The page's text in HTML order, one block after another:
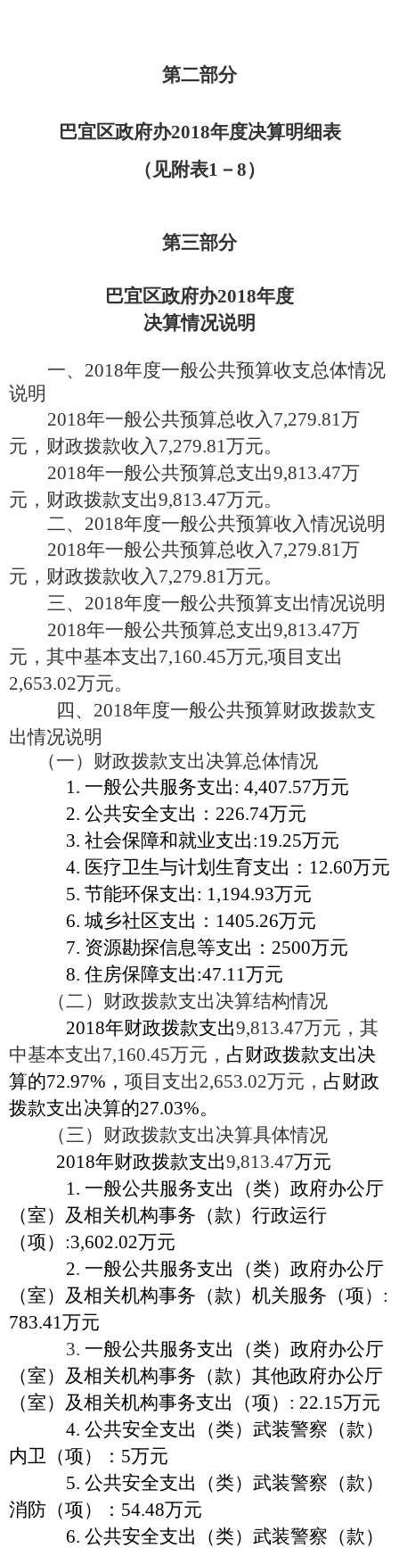
第二部分
巴宜区政府办2018年度决算明细表
（见附表1－8）
第三部分
巴宜区政府办2018年度
决算情况说明
一、 2018年度一般公共预算收支总体情况
说明
2018年一般公共预算总收入7,279.81万
元，财政拨款收入7,279.81万元。
2018年一般公共预算总支出9,813.47万
元，财政拨款支出9,813.47万元。
二、 2018年度一般公共预算收入情况说明
2018年一般公共预算总收入7,279.81万
元，财政拨款收入7,279.81万元。
三、 2018年度一般公共预算支出情况说明
2018年一般公共预算总支出9,813.47万
元，其中基本支出7,160.45万元,项目支出
2,653.02万元。
四、 2018年度一般公共预算财政拨款支
出情况说明
（一）财政拨款支出决算总体情况
1. 一般公共服务支出: 4,407.57万元
2. 公共安全支出：226.74万元
3. 社会保障和就业支出:19.25万元
4. 医疗卫生与计划生育支出：12.60万元
5. 节能环保支出: 1,194.93万元
6. 城乡社区支出：1405.26万元
7. 资源勘探信息等支出：2500万元
8. 住房保障支出:47.11万元
（二）财政拨款支出决算结构情况
2018年财政拨款支出9,813.47万元，其
中基本支出7,160.45万元， 占财政拨款支出决
算的72.97%， 项目支出2,653.02万元， 占财政
拨款支出决算的27.03%。
（三）财政拨款支出决算具体情况
2018年财政拨款支出9,813.47万元
1. 一般公共服务支出（类）政府办公厅
（室）及相关机构事务（款）行政运行
（项） :3,602.02万元
2. 一般公共服务支出（类）政府办公厅
（室）及相关机构事务（款）机关服务（项） :
783.41万元
3. 一般公共服务支出（类）政府办公厅
（室）及相关机构事务（款）其他政府办公厅
（室）及相关机构事务支出（项） : 22.15万元
4. 公共安全支出（类）武装警察（款）
内卫（项） ： 5万元
5. 公共安全支出（类）武装警察（款）
消防（项） ： 54.48万元
6. 公共安全支出（类）武装警察（款）